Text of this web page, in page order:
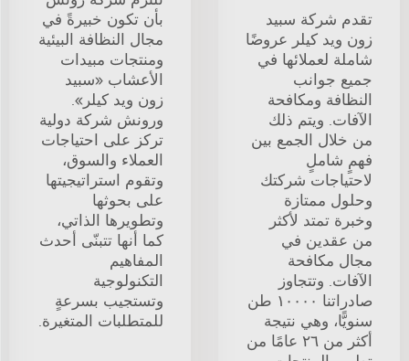
تقدم شركة سبيد
زون ويد كيلر عروضًا
شاملة لعملائها في
جميع جوانب
النظافة ومكافحة
الآفات. ويتم ذلك
من خلال الجمع بين
فهمٍ شاملٍ
لاحتياجات شركتك
وحلول ممتازة
وخبرة تمتد لأكثر
من عقدين في
مجال مكافحة
الآفات. وتتجاوز
صادراتنا ١٠٠٠٠ طن
سنويًّا، وهي نتيجة
أكثر من ٢٦ عامًا من
بأن تكون خبيرةً في
مجال النظافة البيئية
ومنتجات مبيدات
الأعشاب «سبيد
زون ويد كيلر».
ورونش شركة دولية
تركز على احتياجات
العملاء والسوق،
وتقوم استراتيجيتها
على بحوثها
وتطويرها الذاتي،
كما أنها تتبنّى أحدث
المفاهيم
التكنولوجية
وتستجيب بسرعةٍ
للمتطلبات المتغيرة.